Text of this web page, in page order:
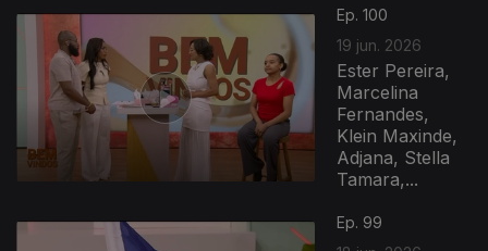
Ep. 100
19 jun. 2026
Ester Pereira,
Marcelina
Fernandes,
Klein Maxinde,
Adjana, Stella
Tamara,...
Ep. 99